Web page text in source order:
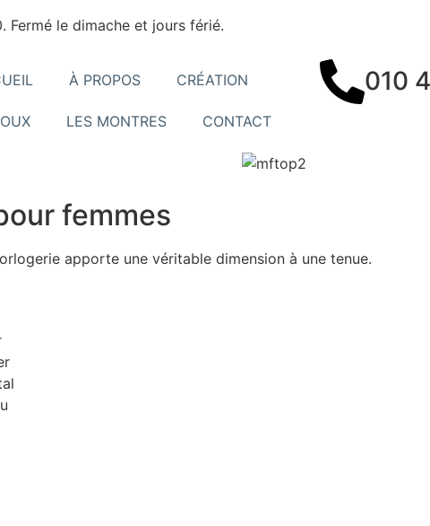
Fermé le dimache et jours férié.
À PROPOS CRÉATION
LES MONTRES CONTACT
010
femmes
apporte une véritable dimension à une tenue.